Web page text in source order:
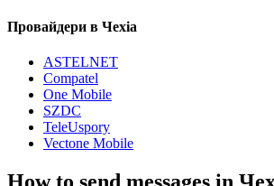
Провайдери в Чехіа
ASTELNET
Compatel
One Mobile
SZDC
TeleUspory
Vectone Mobile